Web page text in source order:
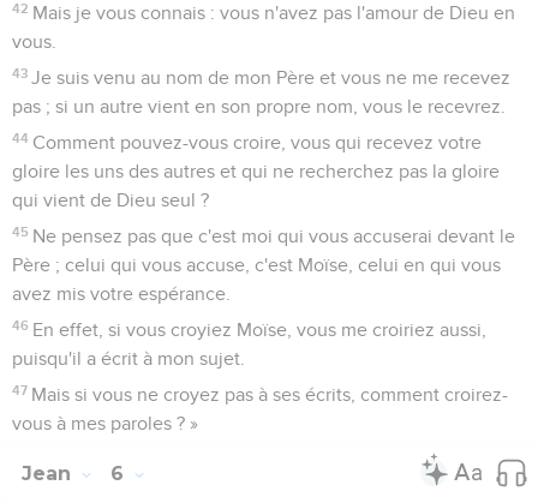
42 Mais je vous connais : vous n'avez pas l'amour de Dieu en
vous.
43 Je suis venu au nom de mon Père et vous ne me recevez
pas ; si un autre vient en son propre nom, vous le recevrez.
44 Comment pouvez-vous croire, vous qui recevez votre
gloire les uns des autres et qui ne recherchez pas la gloire
qui vient de Dieu seul ?
45 Ne pensez pas que c'est moi qui vous accuserai devant le
Père ; celui qui vous accuse, c'est Moïse, celui en qui vous
avez mis votre espérance.
46 En effet, si vous croyiez Moïse, vous me croiriez aussi,
puisqu'il a écrit à mon sujet.
47 Mais si vous ne croyez pas à ses écrits, comment croirez-
vous à mes paroles ? »
Jean 6